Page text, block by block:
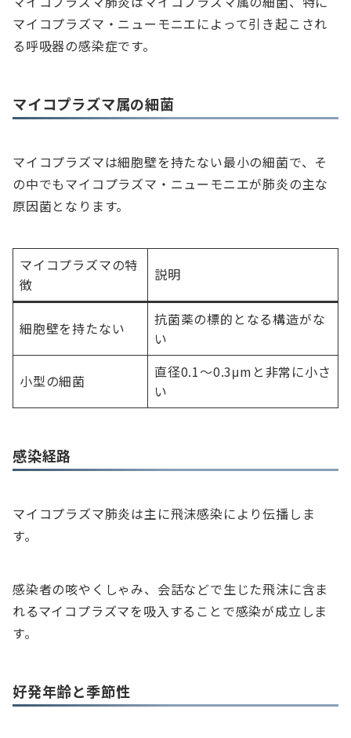
マイコプラズマ・ニューモニエによって引き起こされ
る呼吸器の感染症です。
マイコプラズマ属の細菌
マイコプラズマは細胞壁を持たない最小の細菌で、そ
の中でもマイコプラズマ・ニューモニエが肺炎の主な
原因菌となります。
マイコプラズマの特
徴
説明
細胞壁を持たない
抗菌薬の標的となる構造がな
い
小型の細菌
直径0.1～0.3μmと非常に小さ
い
感染経路
マイコプラズマ肺炎は主に飛沫感染により伝播しま
す。
感染者の咳やくしゃみ、会話などで生じた飛沫に含ま
れるマイコプラズマを吸入することで感染が成立しま
す。
好発年齢と季節性